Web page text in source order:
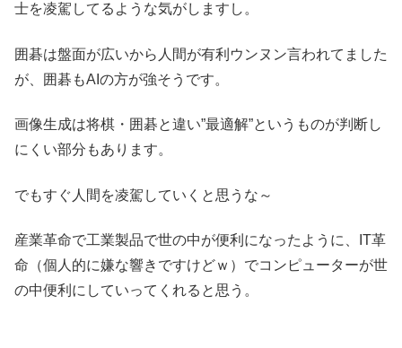
士を凌駕してるような気がしますし。
囲碁は盤面が広いから人間が有利ウンヌン言われてました
が、囲碁もAIの方が強そうです。
画像生成は将棋・囲碁と違い”最適解”というものが判断し
にくい部分もあります。
でもすぐ人間を凌駕していくと思うな～
産業革命で工業製品で世の中が便利になったように、IT革
命（個人的に嫌な響きですけどｗ）でコンピューターが世
の中便利にしていってくれると思う。